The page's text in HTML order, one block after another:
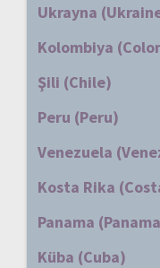
Ukrayna
Kolombiya
Şili (Chile)
Peru (Peru)
Venezuela
Kosta Rika
Panama
Küba (Cuba)